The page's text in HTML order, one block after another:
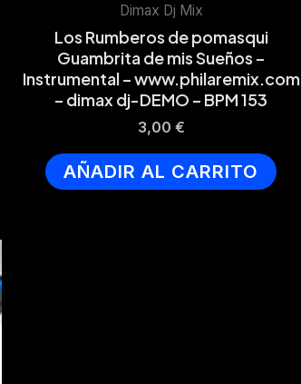
Dimax Dj Mix
Los Rumberos de pomasqui
Guambrita de mis Sueños –
Instrumental – www.philaremix.com
– dimax dj-DEMO – BPM 153
3,00 €
AÑADIR AL CARRITO